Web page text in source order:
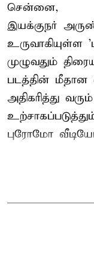
சென்னை,
இயக்குநர்
உருவாகியுள்ள
முழுவதும்
படத்தின் மீதான
அதிகரித்து
புரோமோ